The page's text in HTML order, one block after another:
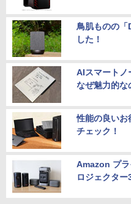
鳥肌ものの「
した！
AIスマートノ
なぜ魅力的な
性能の良いお
チェック！
Amazon プ
ロジェクタ